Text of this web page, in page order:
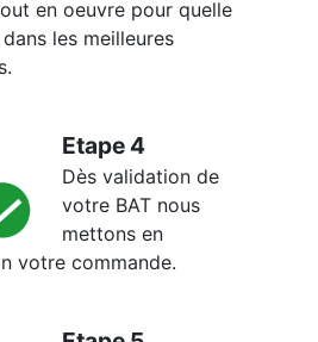
en oeuvre pour quelle
les meilleures
Etape 4
Dès validation de
votre BAT nous
mettons en
votre commande.